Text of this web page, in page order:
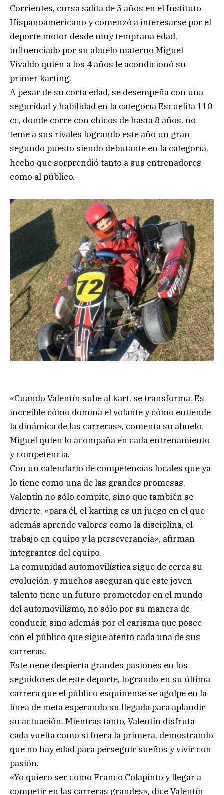
Corrientes, cursa salita de 5 años en el Instituto
Hispanoamericano y comenzó a interesarse por el
deporte motor desde muy temprana edad,
influenciado por su abuelo materno Miguel
Vivaldo quién a los 4 años le acondicionó su
primer karting.
A pesar de su corta edad, se desempeña con una
seguridad y habilidad en la categoría Escuelita 110
cc, donde corre con chicos de hasta 8 años, no
teme a sus rivales logrando este año un gran
segundo puesto siendo debutante en la categoría,
hecho que sorprendió tanto a sus entrenadores
como al público.
«Cuando Valentín sube al kart, se transforma. Es
increíble cómo domina el volante y cómo entiende
la dinámica de las carreras», comenta su abuelo,
Miguel quien lo acompaña en cada entrenamiento
y competencia.
Con un calendario de competencias locales que ya
lo tiene como una de las grandes promesas,
Valentín no sólo compite, sino que también se
divierte, «para él, el karting es un juego en el que
además aprende valores como la disciplina, el
trabajo en equipo y la perseverancia», afirman
integrantes del equipo.
La comunidad automovilística sigue de cerca su
evolución, y muchos aseguran que este joven
talento tiene un futuro prometedor en el mundo
del automovilismo, no sólo por su manera de
conducir, sino además por el carisma que posee
con el público que sigue atento cada una de sus
carreras.
Este nene despierta grandes pasiones en los
seguidores de este deporte, logrando en su última
carrera que el público esquinense se agolpe en la
línea de meta esperando su llegada para aplaudir
su actuación. Mientras tanto, Valentín disfruta
cada vuelta como si fuera la primera, demostrando
que no hay edad para perseguir sueños y vivir con
pasión.
«Yo quiero ser como Franco Colapinto y llegar a
competir en las carreras grandes», dice Valentín